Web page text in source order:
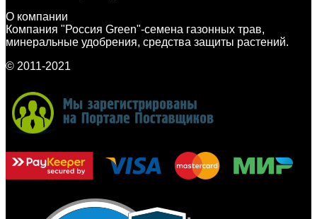
О компании
Компания "Россия Green"-семена газонных трав,
минеральные удобрения, средства защиты растений.
© 2011-2021